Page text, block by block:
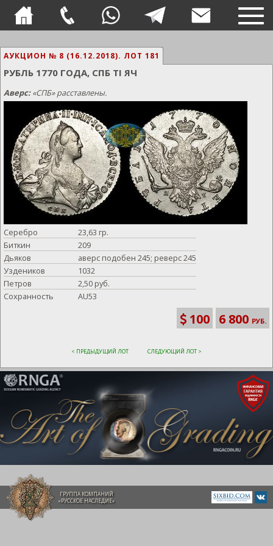
АУКЦИОН № 8 (16.12.2018). ЛОТ 181
РУБЛЬ 1770 ГОДА, СПБ TI ЯЧ
Аверс:«СПБ» расставлены.
Серебро
23,63 гр.
Биткин
209
Дьяков
аверс подобен 245; реверс 245
Уздеников
1032
Петров
2,50 руб.
Сохранность
AU53
100 6 800 РУБ.
< ПРЕДЫДУЩИЙ ЛОТ СЛЕДУЮЩИЙ ЛОТ >
ГРУППА КОМПАНИЙ
«РУССКОЕ НАСЛЕДИЕ»